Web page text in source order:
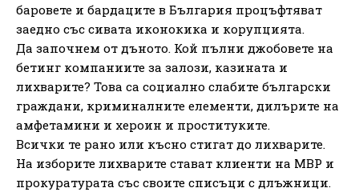
баровете и бардаците в България процъфтяват
заедно със сивата иконокика и корупцията.
Да започнем от дъното. Кой пълни джобовете на
бетинг компаниите за залози, казината и
лихварите? Това са социално слабите български
граждани, криминалните елементи, дилърите на
амфетамини и хероин и проституките.
Всички те рано или късно стигат до лихварите.
На изборите лихварите стават клиенти на МВР и
прокуратурата със своите списъци с длъжници.